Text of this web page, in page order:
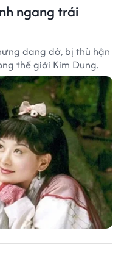
ngang trái
dang dở, bị thù hận
thế giới Kim Dung.